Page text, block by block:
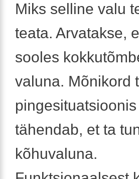
Miks selline valu
teata. Arvatakse,
sooles
valuna. Mõnikord
tähendab, et ta
kõhuvaluna.